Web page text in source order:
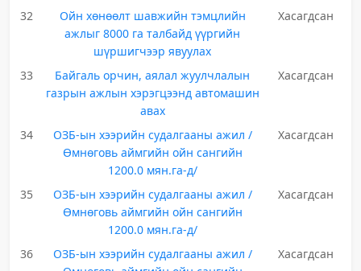
32
Ойн хөнөөлт шавжийн тэмцлийн
ажлыг 8000 га талбайд үүргийн
шүршигчээр явуулах
Хасагдсан
33
Байгаль орчин, аялал жуулчлалын
газрын ажлын хэрэгцээнд автомашин
авах
Хасагдсан
34
ОЗБ-ын хээрийн судалгааны ажил /
Өмнөговь аймгийн ойн сангийн
1200.0 мян.га-д/
Хасагдсан
35
ОЗБ-ын хээрийн судалгааны ажил /
Өмнөговь аймгийн ойн сангийн
1200.0 мян.га-д/
Хасагдсан
36
ОЗБ-ын хээрийн судалгааны ажил /
Хасагдсан